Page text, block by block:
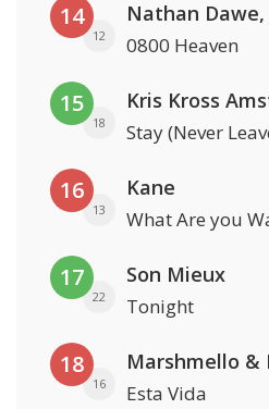
14
12 0800 Heaven
15
18 Stay (Never
16
13
Kane
What Are you
17
22
Son Mieux
Tonight
18
16
Marshmello &
Esta Vida